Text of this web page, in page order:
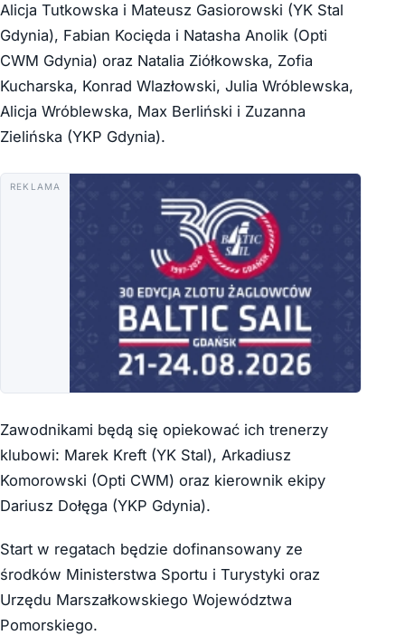
Alicja Tutkowska i Mateusz Gasiorowski (YK Stal
Gdynia), Fabian Kocięda i Natasha Anolik (Opti
CWM Gdynia) oraz Natalia Ziółkowska, Zofia
Kucharska, Konrad Wlazłowski, Julia Wróblewska,
Alicja Wróblewska, Max Berliński i Zuzanna
Zielińska (YKP Gdynia).
REKLAMA
Zawodnikami będą się opiekować ich trenerzy
klubowi: Marek Kreft (YK Stal), Arkadiusz
Komorowski (Opti CWM) oraz kierownik ekipy
Dariusz Dołęga (YKP Gdynia).
Start w regatach będzie dofinansowany ze
środków Ministerstwa Sportu i Turystyki oraz
Urzędu Marszałkowskiego Województwa
Pomorskiego.